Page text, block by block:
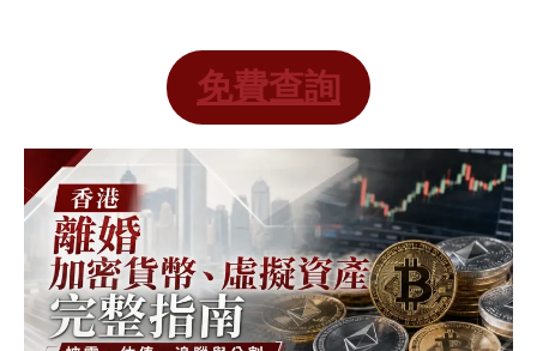
免費查詢